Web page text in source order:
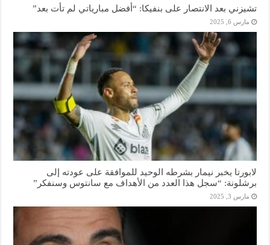
تشيزني بعد الانتصار على بنفيكا: “أفضل مبارياتي لم تأت بعد”
مارس 6, 2025
لابورتا يخبر نيمار بشرطه الوحيد للموافقة على عودته إلى
برشلونة: “سجل هذا العدد من الأهداف مع سانتوس وسنفكر”
مارس 3, 2025